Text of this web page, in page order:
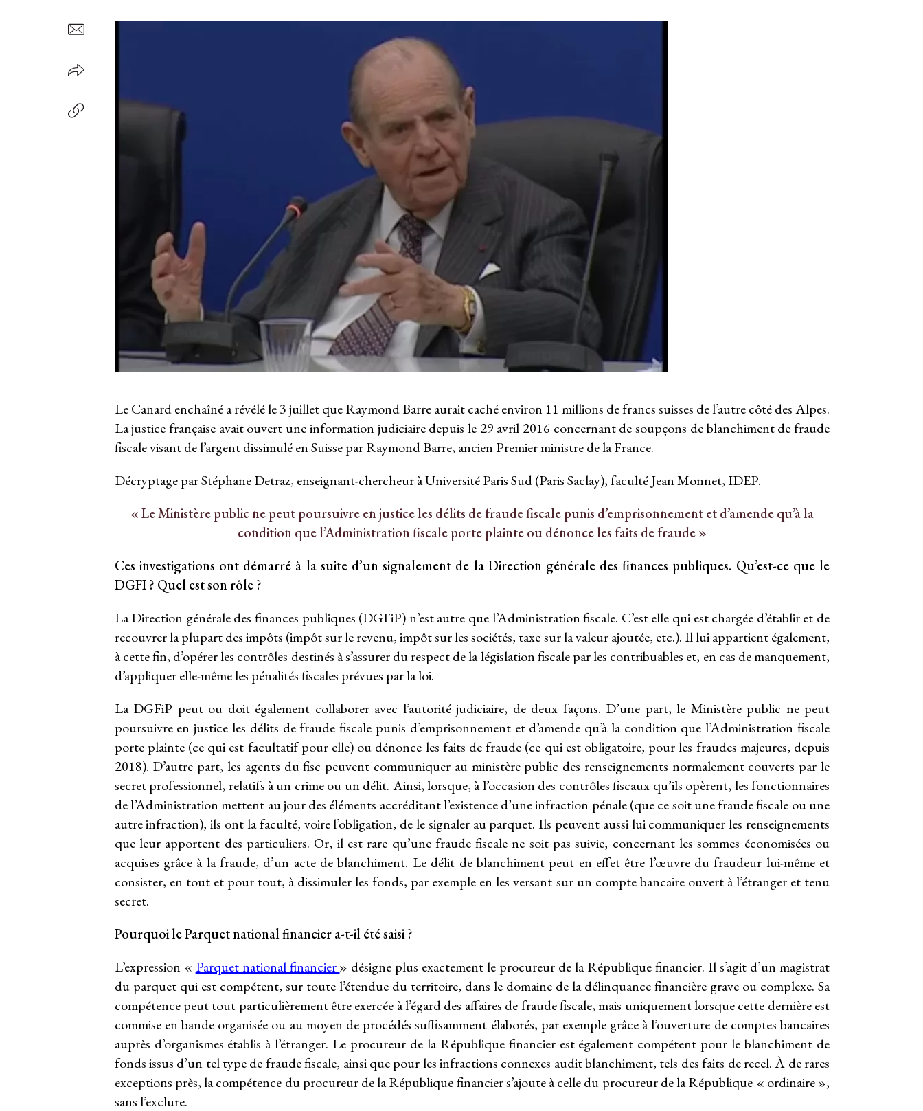
Le Canard enchaîné a révélé le 3 juillet que Raymond Barre aurait caché environ 11 millions de francs suisses de l’autre côté des Alpes.
La justice française avait ouvert une information judiciaire depuis le 29 avril 2016 concernant de soupçons de blanchiment de fraude
fiscale visant de l’argent dissimulé en Suisse par Raymond Barre, ancien Premier ministre de la France.
Décryptage par Stéphane Detraz, enseignant-chercheur à Université Paris Sud (Paris Saclay), faculté Jean Monnet, IDEP.
« Le Ministère public ne peut poursuivre en justice les délits de fraude fiscale punis d’emprisonnement et d’amende qu’à la
condition que l’Administration fiscale porte plainte ou dénonce les faits de fraude »
Ces investigations ont démarré à la suite d’un signalement de la Direction générale des finances publiques. Qu’est-ce que le
DGFI ? Quel est son rôle ?
La Direction générale des finances publiques (DGFiP) n’est autre que l’Administration fiscale. C’est elle qui est chargée d’établir et de
recouvrer la plupart des impôts (impôt sur le revenu, impôt sur les sociétés, taxe sur la valeur ajoutée, etc.). Il lui appartient également,
à cette fin, d’opérer les contrôles destinés à s’assurer du respect de la législation fiscale par les contribuables et, en cas de manquement,
d’appliquer elle-même les pénalités fiscales prévues par la loi.
La DGFiP peut ou doit également collaborer avec l’autorité judiciaire, de deux façons. D’une part, le Ministère public ne peut
poursuivre en justice les délits de fraude fiscale punis d’emprisonnement et d’amende qu’à la condition que l’Administration fiscale
porte plainte (ce qui est facultatif pour elle) ou dénonce les faits de fraude (ce qui est obligatoire, pour les fraudes majeures, depuis
2018). D’autre part, les agents du fisc peuvent communiquer au ministère public des renseignements normalement couverts par le
secret professionnel, relatifs à un crime ou un délit. Ainsi, lorsque, à l’occasion des contrôles fiscaux qu’ils opèrent, les fonctionnaires
de l’Administration mettent au jour des éléments accréditant l’existence d’une infraction pénale (que ce soit une fraude fiscale ou une
autre infraction), ils ont la faculté, voire l’obligation, de le signaler au parquet. Ils peuvent aussi lui communiquer les renseignements
que leur apportent des particuliers. Or, il est rare qu’une fraude fiscale ne soit pas suivie, concernant les sommes économisées ou
acquises grâce à la fraude, d’un acte de blanchiment. Le délit de blanchiment peut en effet être l’œuvre du fraudeur lui-même et
consister, en tout et pour tout, à dissimuler les fonds, par exemple en les versant sur un compte bancaire ouvert à l’étranger et tenu
secret.
Pourquoi le Parquet national financier a-t-il été saisi ?
L’expression « Parquet national financier» désigne plus exactement le procureur de la République financier. Il s’agit d’un magistrat
du parquet qui est compétent, sur toute l’étendue du territoire, dans le domaine de la délinquance financière grave ou complexe. Sa
compétence peut tout particulièrement être exercée à l’égard des affaires de fraude fiscale, mais uniquement lorsque cette dernière est
commise en bande organisée ou au moyen de procédés suffisamment élaborés, par exemple grâce à l’ouverture de comptes bancaires
auprès d’organismes établis à l’étranger. Le procureur de la République financier est également compétent pour le blanchiment de
fonds issus d’un tel type de fraude fiscale, ainsi que pour les infractions connexes audit blanchiment, tels des faits de recel. À de rares
exceptions près, la compétence du procureur de la République financier s’ajoute à celle du procureur de la République « ordinaire »,
sans l’exclure.